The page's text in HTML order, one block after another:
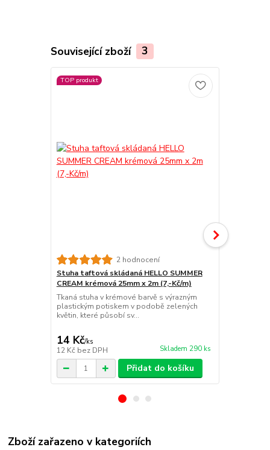
Související zboží 3
TOP produkt
2 hodnocení
Stuha taftová skládaná HELLO SUMMER
CREAM krémová 25mm x 2m (7,-Kč/m)
Tkaná stuha v krémové barvě s výrazným
plastickým potiskem v podobě zelených
květin, které působí sv...
14 Kč/ks
12 Kč bez DPH Skladem 290 ks
Přidat do košíku
Zboží zařazeno v kategoriích